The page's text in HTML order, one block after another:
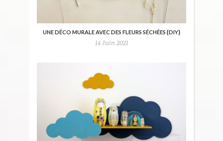
UNE DÉCO MURALE AVEC DES FLEURS SÉCHÉES {DIY}
14 Juin 2021